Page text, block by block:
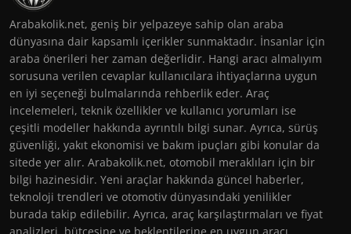
Arabakolik.net, geniş bir yelpazeye sahip olan araba
dünyasına dair kapsamlı içerikler sunmaktadır. İnsanlar için
araba önerileri her zaman değerlidir. Hangi aracı almalıyım
sorusuna verilen cevaplar kullanıcılara ihtiyaçlarına uygun
en iyi seçeneği bulmalarında rehberlik eder. Araç
incelemeleri, teknik özellikler ve kullanıcı yorumları ise
çeşitli modeller hakkında ayrıntılı bilgi sunar. Ayrıca, sürüş
güvenliği, yakıt ekonomisi ve bakım ipuçları gibi konular da
sitede yer alır. Arabakolik.net, otomobil meraklıları için bir
bilgi hazinesidir. Yeni araçlar hakkında güncel haberler,
teknoloji trendleri ve otomotiv dünyasındaki yenilikler
burada takip edilebilir. Ayrıca, araç karşılaştırmaları ve fiyat